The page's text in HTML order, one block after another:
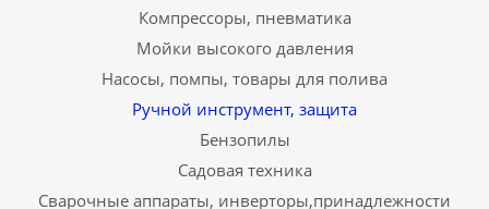
Компрессоры, пневматика
Мойки высокого давления
Насосы, помпы, товары для полива
Ручной инструмент, защита
Бензопилы
Садовая техника
Сварочные аппараты, инверторы,принадлежности